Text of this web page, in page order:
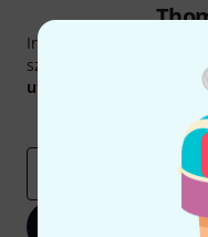
Iratkozz fel a Thomann
szerencsével
utalvány
Inspiráló